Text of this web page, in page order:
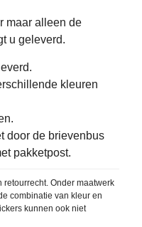
maar alleen de
u geleverd.
kleuren
door de brievenbus
pakketpost.
Onder maatwerk
combinatie van kleur en
kunnen ook niet